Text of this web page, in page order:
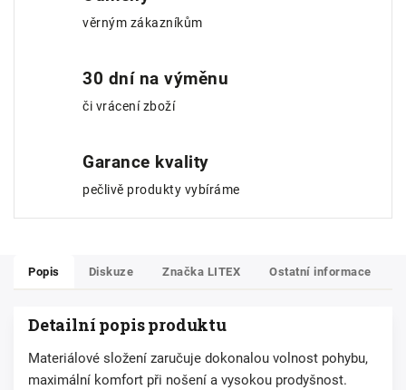
věrným zákazníkům
30 dní na výměnu
či vrácení zboží
Garance kvality
pečlivě produkty vybíráme
Popis Diskuze Značka LITEX Ostatní informace
Detailní popis produktu
Materiálové složení zaručuje dokonalou volnost pohybu,
maximální komfort při nošení a vysokou prodyšnost.